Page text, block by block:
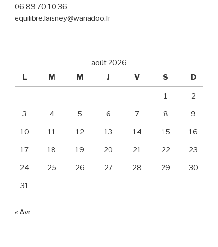
06 89 70 10 36
equilibre.laisney@wanadoo.fr
août 2026
L
M M J V S D
1 2
3 4 5 6 7 8 9
10 11 12 13 14 15 16
17 18 19 20 21 22 23
24 25 26 27 28 29 30
31
« Avr